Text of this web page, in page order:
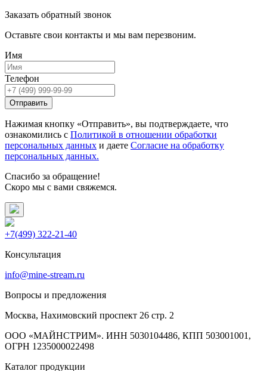
Заказать обратный звонок
Оставьте свои контакты и мы вам перезвоним.
Имя
Телефон
Отправить
Нажимая кнопку «Отправить», вы подтверждаете, что
ознакомились с Политикой в отношении обработки
персональных данных и даете Согласие на обработку
персональных данных.
Спасибо за обращение!
Скоро мы с вами свяжемся.
+7(499) 322-21-40
Консультация
info@mine-stream.ru
Вопросы и предложения
Москва, Нахимовский проспект 26 стр. 2
ООО «МАЙНСТРИМ». ИНН 5030104486, КПП 503001001,
ОГРН 1235000022498
Каталог продукции